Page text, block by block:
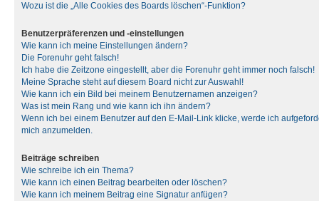
Wozu ist die „Alle Cookies des Boards löschen“-Funktion?
Benutzerpräferenzen und -einstellungen
Wie kann ich meine Einstellungen ändern?
Die Forenuhr geht falsch!
Ich habe die Zeitzone eingestellt, aber die Forenuhr geht immer noch falsch!
Meine Sprache steht auf diesem Board nicht zur Auswahl!
Wie kann ich ein Bild bei meinem Benutzernamen anzeigen?
Was ist mein Rang und wie kann ich ihn ändern?
Wenn ich bei einem Benutzer auf den E-Mail-Link klicke, werde ich
mich anzumelden.
Beiträge schreiben
Wie schreibe ich ein Thema?
Wie kann ich einen Beitrag bearbeiten oder löschen?
Wie kann ich meinem Beitrag eine Signatur anfügen?